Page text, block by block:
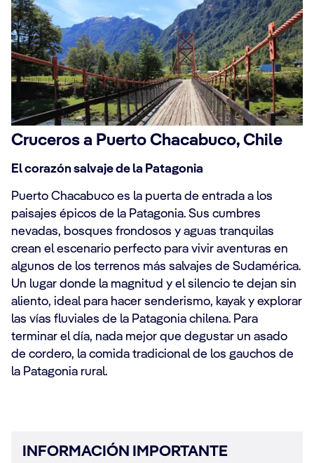
Cruceros a Puerto Chacabuco, Chile
El corazón salvaje de la Patagonia
Puerto Chacabuco es la puerta de entrada a los
paisajes épicos de la Patagonia. Sus cumbres
nevadas, bosques frondosos y aguas tranquilas
crean el escenario perfecto para vivir aventuras en
algunos de los terrenos más salvajes de Sudamérica.
Un lugar donde la magnitud y el silencio te dejan sin
aliento, ideal para hacer senderismo, kayak y explorar
las vías fluviales de la Patagonia chilena. Para
terminar el día, nada mejor que degustar un asado
de cordero, la comida tradicional de los gauchos de
la Patagonia rural.
INFORMACIÓN IMPORTANTE